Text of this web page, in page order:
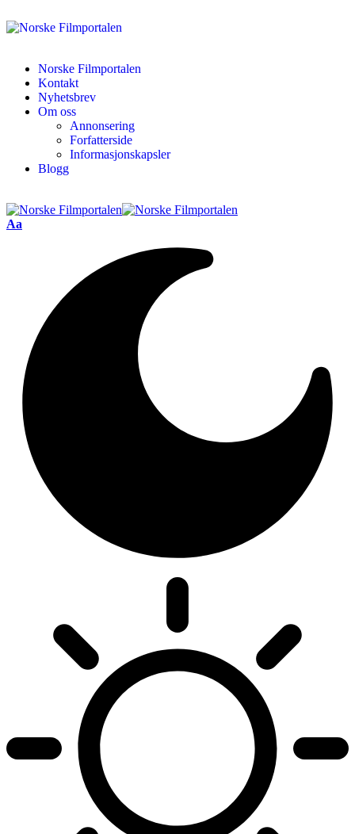
Norske Filmportalen
Kontakt
Nyhetsbrev
Om oss
Annonsering
Forfatterside
Informasjonskapsler
Blogg
Aa